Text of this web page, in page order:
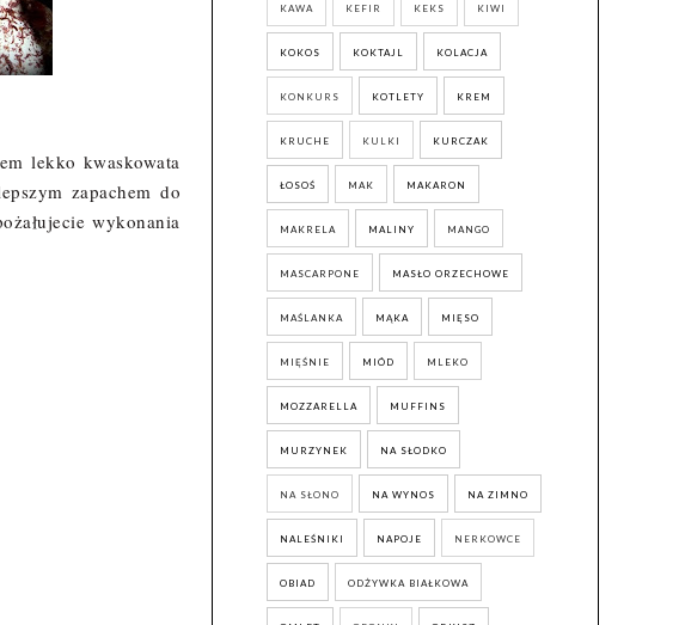
lekko kwaskowata
zapachem do
wykonania
KAWA KEFIR KEKS KIWI
KOKOS KOKTAJL KOLACJA
KONKURS KOTLETY KREM
KRUCHE KULKI KURCZAK
ŁOSOŚ MAK MAKARON
MAKRELA MALINY MANGO
MASCARPONE MASŁO ORZECHOWE
MAŚLANKA MĄKA MIĘSO
MIĘŚNIE MIÓD MLEKO
MOZZARELLA MUFFINS
MURZYNEK NA SŁODKO
NA SŁONO NA WYNOS NA ZIMNO
NALEŚNIKI NAPOJE NERKOWCE
OBIAD ODŻYWKA BIAŁKOWA